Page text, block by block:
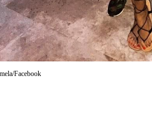
Facebook